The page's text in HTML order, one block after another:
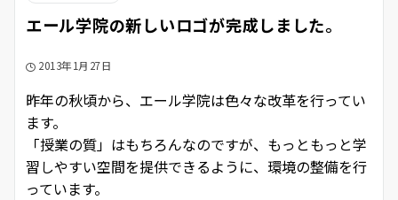
エール学院の新しいロゴが完成しました。
2013年1月27日
昨年の秋頃から、エール学院は色々な改革を行ってい
ます。
「授業の質」はもちろんなのですが、もっともっと学
習しやすい空間を提供できるように、環境の整備を行
っています。